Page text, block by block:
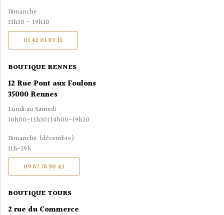
Dimanche
13h30 - 19h30
01 42 01 03 11
BOUTIQUE RENNES
12 Rue Pont aux Foulons
35000 Rennes
Lundi au Samedi
10h00-13h30/14h00-19h30
Dimanche (décembre)
11h-19h
09 67 76 90 43
BOUTIQUE TOURS
2 rue du Commerce